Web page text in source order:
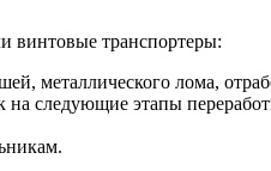
винтовые транспортеры:
металлического лома,
следующие этапы